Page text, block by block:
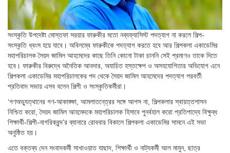
সংস্কৃতি উপদেষ্টা মোস্তফা সরয়ার ফারুকীর মতো নব্যফ্যাসিস্ট পদত্যাগ না করলে শিল্প-
সংস্কৃতি ধ্বংস হয়ে যাবে। অবিলম্বে ফারুকীকে পদত্যাগ করতে হবে আর শিল্পকলা একাডেমির
মহাপরিচালক সৈয়দ জামিল আহমেদের কাছে তিনি কোনো টাকা চাননি সেই প্রমাণও তাকে দিতে
হবে। ফারুকীর বিরুদ্ধে অনৈতিক আবদার, অযাচিত হস্তক্ষেপ ও অসহযোগিতার অভিযোগ এনে
শিল্পকলা একাডেমির মহাপরিচালকের পদ থেকে সৈয়দ জামিল আহমেদের পদত্যাগ পরবর্তী
প্রতিবাদ সভায় এসব বলেন শিল্পী ও সংস্কৃতিকর্মীরা।
‘গণঅভ্যুত্থানের গণ-আকাঙ্ক্ষা, আমলাতনে্ত্রর সঙ্গে আপস না, শিল্পকলার স্বায়ত্তশাসন
নিশ্চিত করো, সৈয়দ জামিল আহমেদকে মহাপরিচালক হিসাবে পুনর্বহাল করো প্রতিপাদ্যে বিক্ষুব্ধ
শিক্ষার্থী-শিল্পী-নাগরিকবৃন্দ’র ব্যানারে রোববার বিকালে শিল্পকলা একাডেমির সামনে এই সভা
অনুষ্ঠিত হয়।
এতে বক্তব্য দেন সংবাদকর্মী সাখাওয়াত যাছাদ, শিক্ষার্থী ও নাট্যকর্মী আল মামুন, ছাত্র